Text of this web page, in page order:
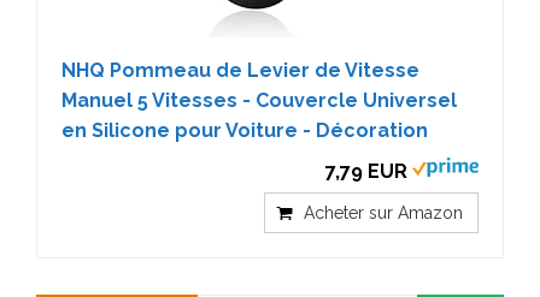
NHQ Pommeau de Levier de Vitesse
Manuel 5 Vitesses - Couvercle Universel
en Silicone pour Voiture - Décoration
7,79 EUR
Acheter sur Amazon